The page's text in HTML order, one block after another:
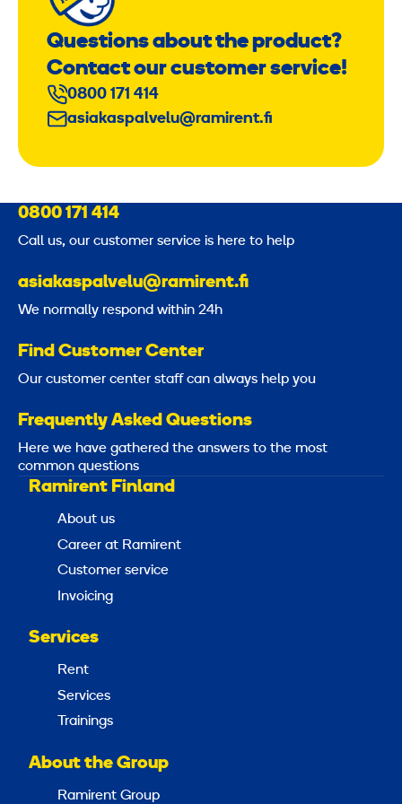
Questions about the product?
Contact our customer service!
0800 171 414
asiakaspalvelu@ramirent.fi
0800 171 414
Call us, our customer service is here to help
asiakaspalvelu@ramirent.fi
We normally respond within 24h
Find Customer Center
Our customer center staff can always help you
Frequently Asked Questions
Here we have gathered the answers to the most
common questions
Ramirent Finland
About us
Career at Ramirent
Customer service
Invoicing
Services
Rent
Services
Trainings
About the Group
Ramirent Group